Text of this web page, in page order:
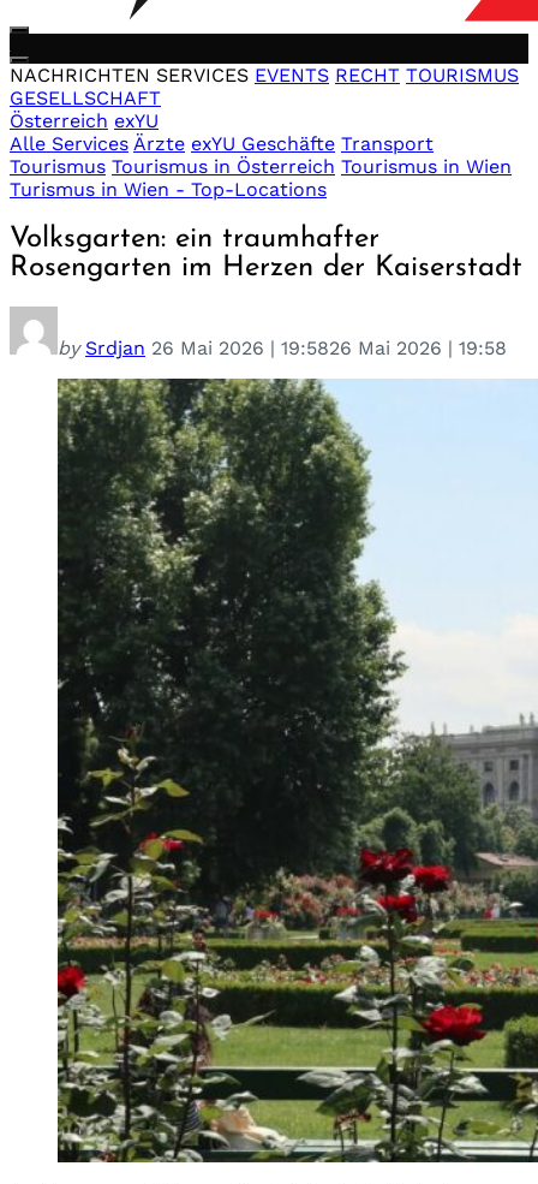
NACHRICHTEN SERVICES EVENTS RECHT TOURISMUS
GESELLSCHAFT
Österreich exYU
Alle Services Ärzte exYU Geschäfte Transport
Tourismus Tourismus in Österreich Tourismus in Wien
Turismus in Wien - Top-Locations
Volksgarten: ein traumhafter
Rosengarten im Herzen der Kaiserstadt
by Srdjan 26 Mai 2026 | 19:5826 Mai 2026 | 19:58